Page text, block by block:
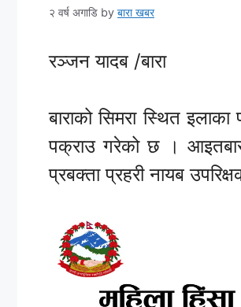
२ वर्ष अगाडि by बारा खबर
रञ्जन यादब /बारा
बाराको सिमरा स्थित
पक्राउ गरेको छ । आइतबार
प्रबक्ता प्रहरी नायब